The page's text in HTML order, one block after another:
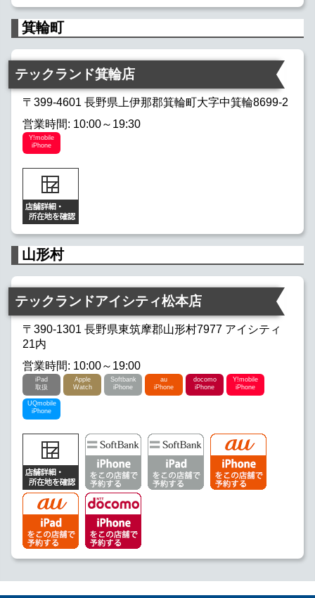
箕輪町
テックランド箕輪店
〒399-4601 長野県上伊那郡箕輪町大字中箕輪8699-2
営業時間: 10:00～19:30
Y!mobile
iPhone
山形村
テックランドアイシティ松本店
〒390-1301 長野県東筑摩郡山形村7977 アイシティ
21内
営業時間: 10:00～19:00
iPad
取扱
Apple
Watch
Softbank
iPhone
au
iPhone
docomo
iPhone
Y!mobile
iPhone
UQmobile
iPhone